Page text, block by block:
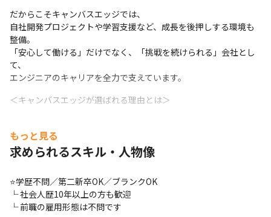
だからこそキャンバスエッジでは、
自社開発プロジェクトや学習支援など、成長を後押しする環境も
整備。
「安心して働ける」だけでなく、「挑戦を続けられる」会社とし
て、
エンジニアのキャリアを全力で支えています。
＜キャンバスエッジが選ばれる理由とは＞
単価が収入に直結する給与制度を採用しており、努力や成果がダ
イレクトに収入へ反映されます！
└ 還元率は業界最高クラス水準！
└ 待機保障制度、給与保障制度（単価が下がっても給与は下がら
ない）完備
もっと見る
求められるスキル・人物像
⭐学歴不問／第二新卒OK／ブランクOK
└ 社会人歴10年以上の方も歓迎
└ 前職の雇用形態は不問です